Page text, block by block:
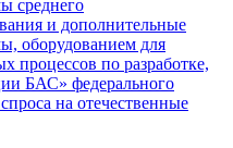
среднего
и дополнительные
оборудованием для
процессов по разработке,
БАС» федерального
на отечественные